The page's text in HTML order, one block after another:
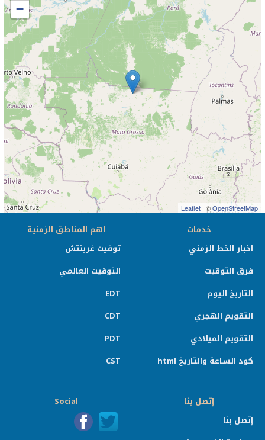
−
Leaflet | ©OpenStreetMap
خدمات
اخبار الخط الزمني
فرق التوقيت
التاريخ اليوم
التقويم الهجري
التقويم الميلادي
كود الساعة والتاريخ html
اهم المناطق الزمنية
توقيت غرينتش
التوقيت العالمي
EDT
CDT
PDT
CST
إتصل بنا
إتصل بنا
Social